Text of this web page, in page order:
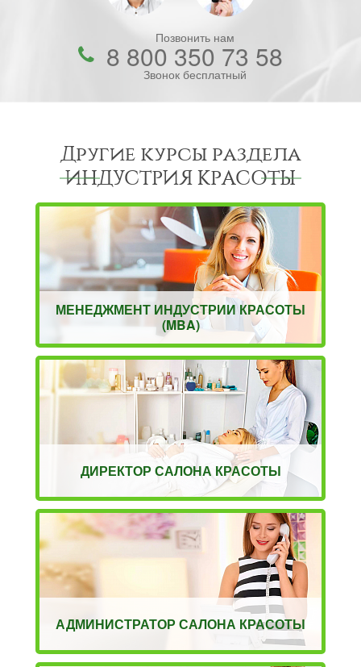
Позвонить нам
8 800 350 73 58
Звонок бесплатный
Другие курсы раздела
ИНДУСТРИЯ КРАСОТЫ
МЕНЕДЖМЕНТ ИНДУСТРИИ КРАСОТЫ
(MBA)
ДИРЕКТОР САЛОНА КРАСОТЫ
АДМИНИСТРАТОР САЛОНА КРАСОТЫ